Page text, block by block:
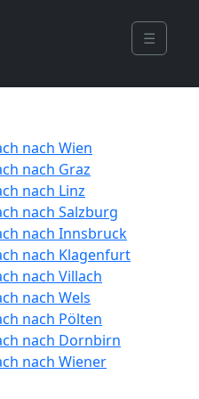
☰
nach Wien
nach Graz
nach Linz
nach Salzburg
nach Innsbruck
nach Klagenfurt
nach Villach
nach Wels
nach Pölten
nach Dornbirn
nach Wiener